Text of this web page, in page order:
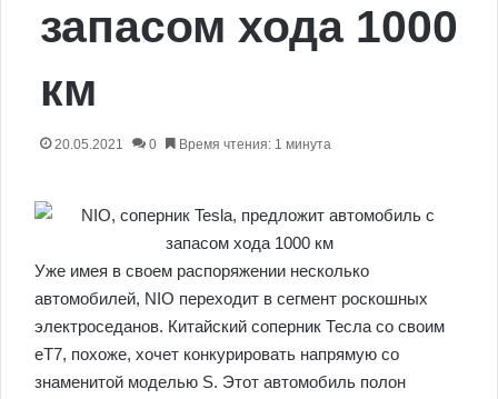
запасом хода 1000
км
20.05.2021 0 Время чтения: 1 минута
Уже имея в своем распоряжении несколько
автомобилей, NIO переходит в сегмент роскошных
электроседанов. Китайский соперник Тесла со своим
eT7, похоже, хочет конкурировать напрямую со
знаменитой моделью S. Этот автомобиль полон